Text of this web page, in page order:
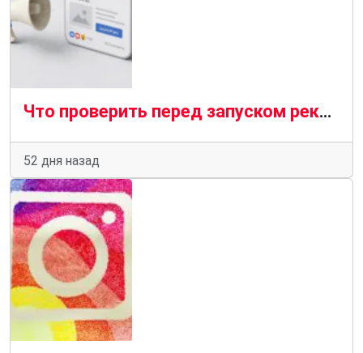
Что проверить перед запуском рекламы в Facebook* в Дубае
52 дня назад